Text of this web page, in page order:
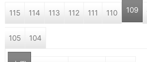
學a
r
115 114 113 112 111 110 109
105 104